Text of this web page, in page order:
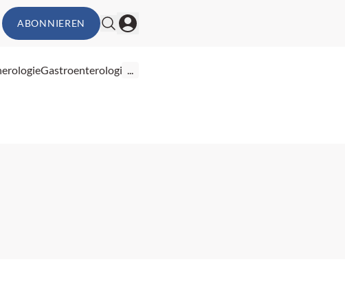
ABONNIEREN
Gastroenterologie...